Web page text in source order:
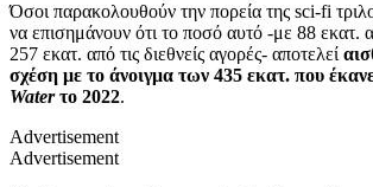
Όσοι παρακολουθούν την πορεία της sci-fi
να επισημάνουν ότι το ποσό αυτό -με 88 εκατ.
257 εκατ. από τις διεθνείς αγορές- αποτελεί
σχέση με το άνοιγμα των 435 εκατ. που
Waterτο 2022.
Advertisement
Advertisement